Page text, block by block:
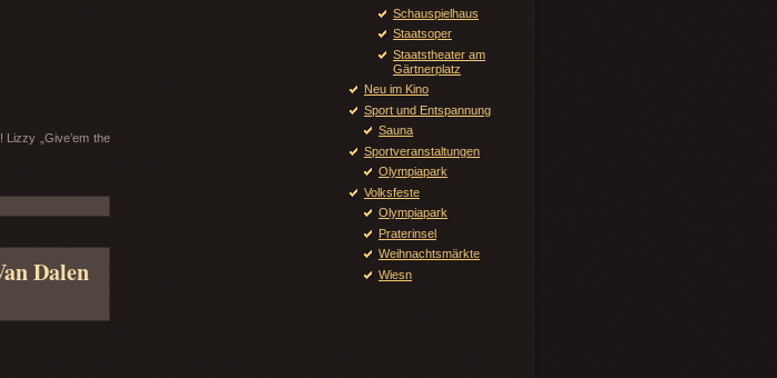
„Give’em the
Dalen
Schauspielhaus
Staatsoper
Staatstheater am
Gärtnerplatz
Neu im Kino
Sport und Entspannung
Sauna
Sportveranstaltungen
Olympiapark
Volksfeste
Olympiapark
Praterinsel
Weihnachtsmärkte
Wiesn